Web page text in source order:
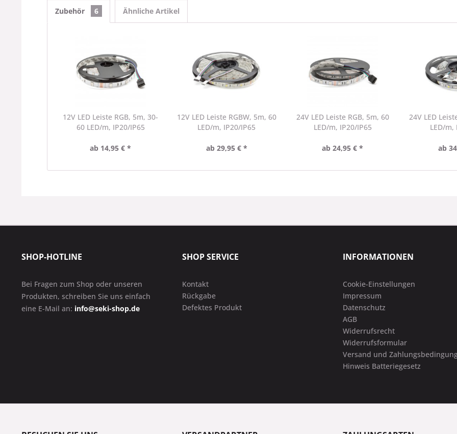
Zubehör 6 Ähnliche Artikel
12V LED Leiste RGB, 5m, 30-
60 LED/m, IP20/IP65
ab 14,95 € *
12V LED Leiste RGBW, 5m, 60
LED/m, IP20/IP65
ab 29,95 € *
24V LED Leiste RGB, 5m, 60
LED/m, IP20/IP65
ab 24,95 € *
24V LED
LED/m,
ab
SHOP-HOTLINE
Bei Fragen zum Shop oder unseren
Produkten, schreiben Sie uns einfach
eine E-Mail an: info@seki-shop.de
SHOP SERVICE
Kontakt
Rückgabe
Defektes Produkt
INFORMATIONEN
Cookie-Einstellungen
Impressum
Datenschutz
AGB
Widerrufsrecht
Widerrufsformular
Versand und
Hinweis Batteriegesetz